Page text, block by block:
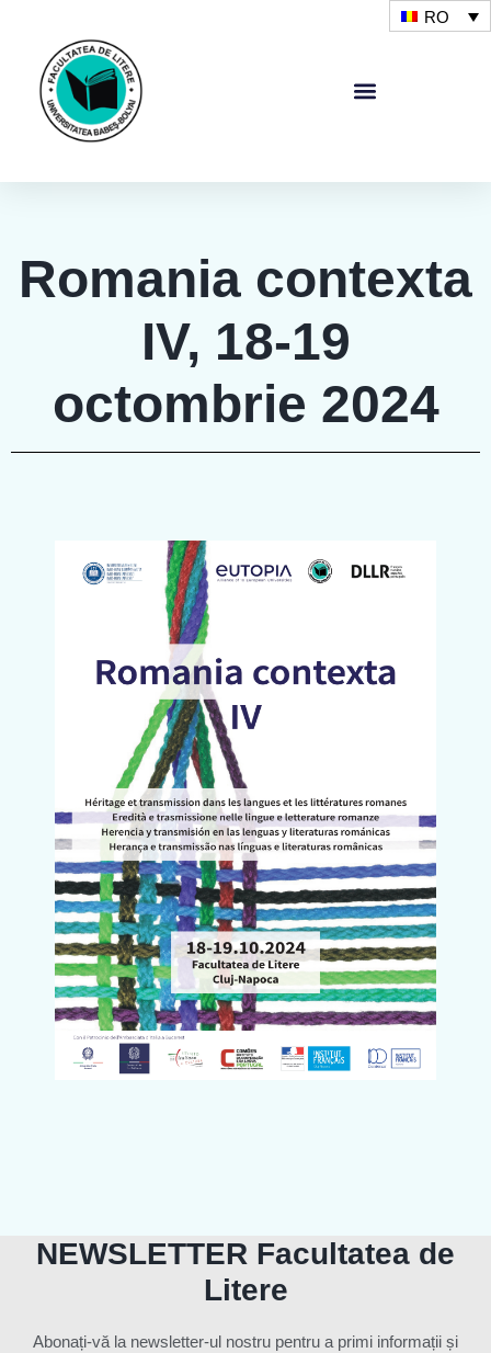
RO
Romania contexta
IV, 18-19
octombrie 2024
NEWSLETTER Facultatea de
Litere
Abonați-vă la newsletter-ul nostru pentru a primi informații și